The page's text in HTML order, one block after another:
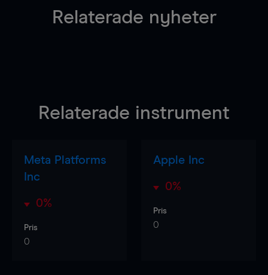
Relaterade nyheter
Relaterade instrument
Meta Platforms
Inc
0%
Pris
0
Apple Inc
0%
Pris
0